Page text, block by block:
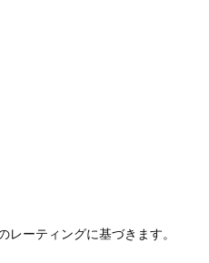
ーティングに基づきます。